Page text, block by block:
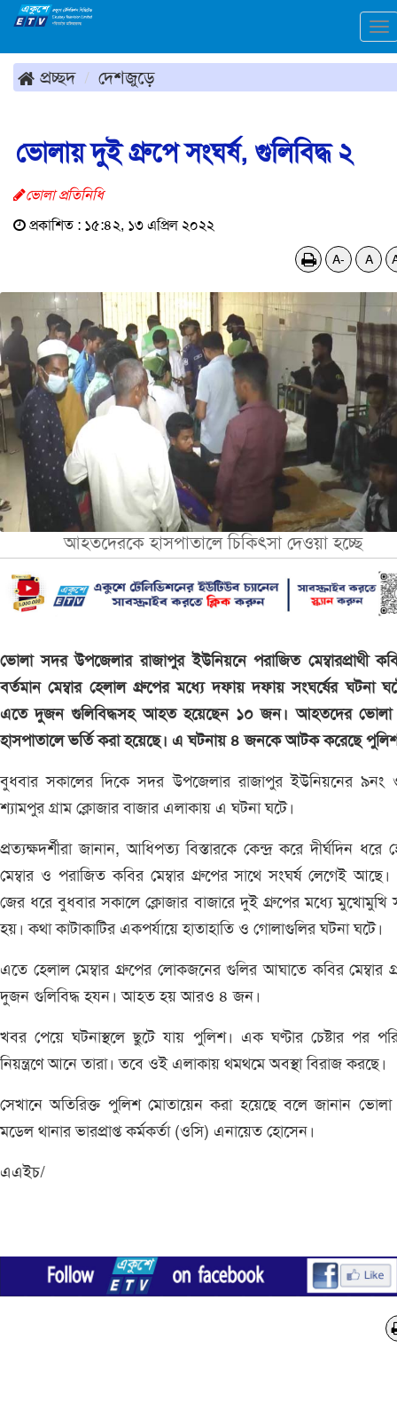
প্রচ্ছদ দেশজুড়ে
ভোলায় দুই গ্রুপে সংঘর্ষ, গুলিবিদ্ধ ২
ভোলা প্রতিনিধি
প্রকাশিত : ১৫:৪২, ১৩ এপ্রিল ২০২২
A- A
আহতদেরকে হাসপাতালে চিকিৎসা দেওয়া হচ্ছে
ভোলা সদর উপজেলার রাজাপুর ইউনিয়নে পরাজিত মেম্বারপ্রাথী
বর্তমান মেম্বার হেলাল গ্রুপের মধ্যে দফায় দফায় সংঘর্ষের ঘটনা
এতে দুজন গুলিবিদ্ধসহ আহত হয়েছেন ১০ জন। আহতদের
হাসপাতালে ভর্তি করা হয়েছে। এ ঘটনায় ৪ জনকে আটক করেছে
বুধবার সকালের দিকে সদর উপজেলার রাজাপুর ইউনিয়নের ৯নং
শ্যামপুর গ্রাম ক্লোজার বাজার এলাকায় এ ঘটনা ঘটে।
প্রত্যক্ষদর্শীরা জানান, আধিপত্য বিস্তারকে কেন্দ্র করে দীর্ঘদিন ধরে
মেম্বার ও পরাজিত কবির মেম্বার গ্রুপের সাথে সংঘর্ষ লেগেই
জের ধরে বুধবার সকালে ক্লোজার বাজারে দুই গ্রুপের মধ্যে মুখোমুখি
হয়। কথা কাটাকাটির একপর্যায়ে হাতাহাতি ও গোলাগুলির ঘটনা ঘটে।
এতে হেলাল মেম্বার গ্রুপের লোকজনের গুলির আঘাতে কবির মেম্বার
দুজন গুলিবিদ্ধ হযন। আহত হয় আরও ৪ জন।
খবর পেয়ে ঘটনাস্থলে ছুটে যায় পুলিশ। এক ঘণ্টার চেষ্টার পর
নিয়ন্ত্রণে আনে তারা। তবে ওই এলাকায় থমথমে অবস্থা বিরাজ করছে।
সেখানে অতিরিক্ত পুলিশ মোতায়েন করা হয়েছে বলে জানান
মডেল থানার ভারপ্রাপ্ত কর্মকর্তা (ওসি) এনায়েত হোসেন।
এএইচ/